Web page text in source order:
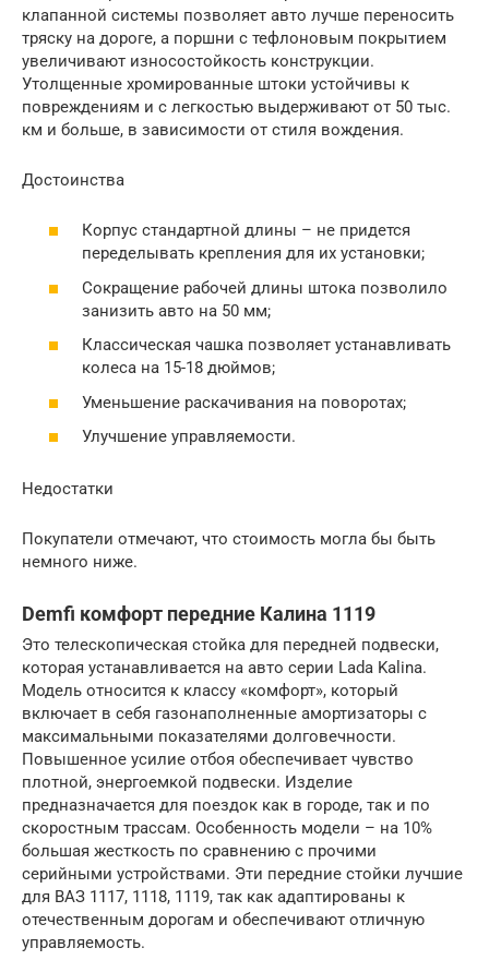
клапанной системы позволяет авто лучше переносить
тряску на дороге, а поршни с тефлоновым покрытием
увеличивают износостойкость конструкции.
Утолщенные хромированные штоки устойчивы к
повреждениям и с легкостью выдерживают от 50 тыс.
км и больше, в зависимости от стиля вождения.
Достоинства
Корпус стандартной длины – не придется
переделывать крепления для их установки;
Сокращение рабочей длины штока позволило
занизить авто на 50 мм;
Классическая чашка позволяет устанавливать
колеса на 15-18 дюймов;
Уменьшение раскачивания на поворотах;
Улучшение управляемости.
Недостатки
Покупатели отмечают, что стоимость могла бы быть
немного ниже.
Demfi комфорт передние Калина 1119
Это телескопическая стойка для передней подвески,
которая устанавливается на авто серии Lada Kalina.
Модель относится к классу «комфорт», который
включает в себя газонаполненные амортизаторы с
максимальными показателями долговечности.
Повышенное усилие отбоя обеспечивает чувство
плотной, энергоемкой подвески. Изделие
предназначается для поездок как в городе, так и по
скоростным трассам. Особенность модели – на 10%
большая жесткость по сравнению с прочими
серийными устройствами. Эти передние стойки лучшие
для ВАЗ 1117, 1118, 1119, так как адаптированы к
отечественным дорогам и обеспечивают отличную
управляемость.